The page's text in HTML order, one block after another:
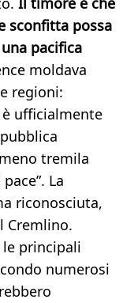
sconfitta possa
pacifica
moldava
regioni:
è ufficialmente
tremila
La
riconosciuta,
Cremlino.
principali
numerosi